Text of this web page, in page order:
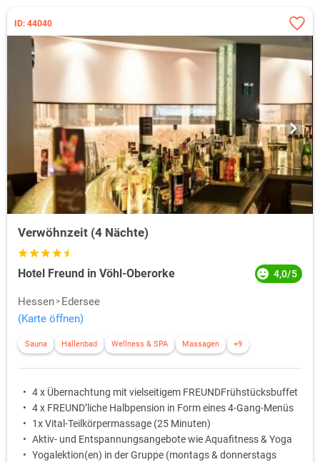
ID: 44040
Verwöhnzeit (4 Nächte)
Hotel Freund in Vöhl-Oberorke 4,0/5
Hessen
Edersee
(Karte öffnen)
Sauna Hallenbad Wellness & SPA Massagen +9
4 x Übernachtung mit vielseitigem FREUNDFrühstücksbuffet
4 x FREUND’liche Halbpension in Form eines 4-Gang-Menüs
1x Vital-Teilkörpermassage (25 Minuten)
Aktiv- und Entspannungsangebote wie Aquafitness & Yoga
Yogalektion(en) in der Gruppe (montags & donnerstags